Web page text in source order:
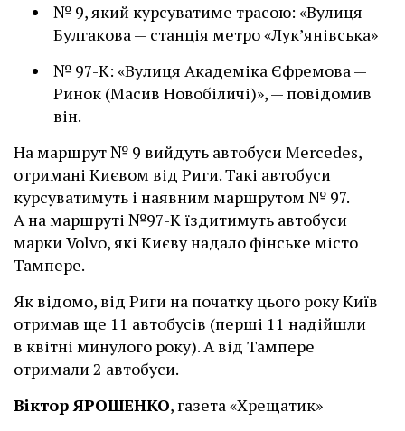
№ 9, який курсуватиме трасою: «Вулиця
Булгакова — станція метро «Лук’янівська»
№ 97-К: «Вулиця Академіка Єфремова —
Ринок (Масив Новобіличі)», — повідомив
він.
На маршрут № 9 вийдуть автобуси Mercedes,
отримані Києвом від Риги. Такі автобуси
курсуватимуть і наявним маршрутом № 97.
А на маршруті №97-К їздитимуть автобуси
марки Volvo, які Києву надало фінське місто
Тампере.
Як відомо, від Риги на початку цього року Київ
отримав ще 11 автобусів (перші 11 надійшли
в квітні минулого року). А від Тампере
отримали 2 автобуси.
Віктор ЯРОШЕНКО, газета «Хрещатик»